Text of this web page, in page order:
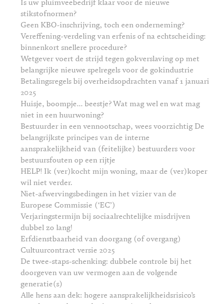
Is uw pluimveebedrijf klaar voor de nieuwe
stikstofnormen?
Geen KBO-inschrijving, toch een onderneming?
Vereffening-verdeling van erfenis of na echtscheiding:
binnenkort snellere procedure?
Wetgever voert de strijd tegen gokverslaving op met
belangrijke nieuwe spelregels voor de gokindustrie
Betalingsregels bij overheidsopdrachten vanaf 1 januari
2025
Huisje, boompje… beestje? Wat mag wel en wat mag
niet in een huurwoning?
Bestuurder in een vennootschap, wees voorzichtig De
belangrijkste principes van de interne
aansprakelijkheid van (feitelijke) bestuurders voor
bestuursfouten op een rijtje
HELP! Ik (ver)kocht mijn woning, maar de (ver)koper
wil niet verder.
Niet-afwervingsbedingen in het vizier van de
Europese Commissie (‘EC’)
Verjaringstermijn bij sociaalrechtelijke misdrijven
dubbel zo lang!
Erfdienstbaarheid van doorgang (of overgang)
Cultuurcontract versie 2025
De twee-staps-schenking: dubbele controle bij het
doorgeven van uw vermogen aan de volgende
generatie(s)
Alle hens aan dek: hogere aansprakelijkheidsrisico’s